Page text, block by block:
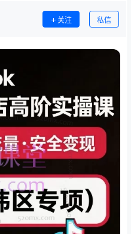
关注 私信